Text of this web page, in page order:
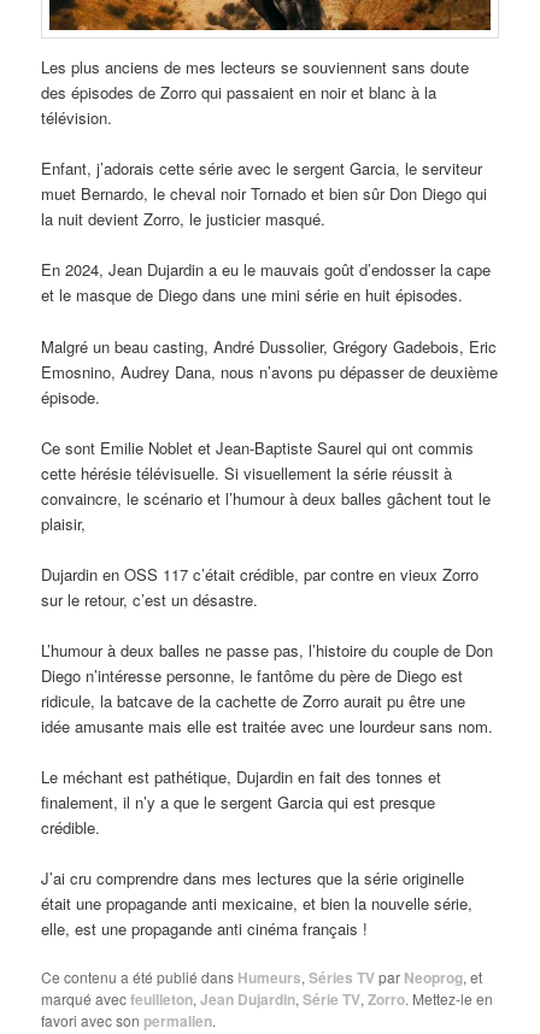
Les plus anciens de mes lecteurs se souviennent sans doute
des épisodes de Zorro qui passaient en noir et blanc à la
télévision.
Enfant, j’adorais cette série avec le sergent Garcia, le serviteur
muet Bernardo, le cheval noir Tornado et bien sûr Don Diego qui
la nuit devient Zorro, le justicier masqué.
En 2024, Jean Dujardin a eu le mauvais goût d’endosser la cape
et le masque de Diego dans une mini série en huit épisodes.
Malgré un beau casting, André Dussolier, Grégory Gadebois, Eric
Emosnino, Audrey Dana, nous n’avons pu dépasser de deuxième
épisode.
Ce sont Emilie Noblet et Jean-Baptiste Saurel qui ont commis
cette hérésie télévisuelle. Si visuellement la série réussit à
convaincre, le scénario et l’humour à deux balles gâchent tout le
plaisir,
Dujardin en OSS 117 c’était crédible, par contre en vieux Zorro
sur le retour, c’est un désastre.
L’humour à deux balles ne passe pas, l’histoire du couple de Don
Diego n’intéresse personne, le fantôme du père de Diego est
ridicule, la batcave de la cachette de Zorro aurait pu être une
idée amusante mais elle est traitée avec une lourdeur sans nom.
Le méchant est pathétique, Dujardin en fait des tonnes et
finalement, il n’y a que le sergent Garcia qui est presque
crédible.
J’ai cru comprendre dans mes lectures que la série originelle
était une propagande anti mexicaine, et bien la nouvelle série,
elle, est une propagande anti cinéma français !
Ce contenu a été publié dans Humeurs,Séries TVpar Neoprog, et
marqué avecfeuilleton,Jean Dujardin,Série TV,Zorro. Mettez-le en
favori avec son permalien.